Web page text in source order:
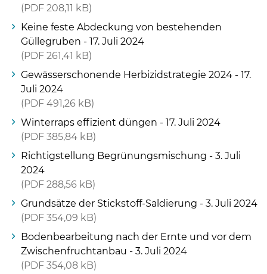
PDF 208,11 kB
Keine feste Abdeckung von bestehenden
Güllegruben - 17. Juli 2024
PDF 261,41 kB
Gewässerschonende Herbizidstrategie 2024 - 17.
Juli 2024
PDF 491,26 kB
Winterraps effizient düngen - 17. Juli 2024
PDF 385,84 kB
Richtigstellung Begrünungsmischung - 3. Juli
2024
PDF 288,56 kB
Grundsätze der Stickstoff-Saldierung - 3. Juli 2024
PDF 354,09 kB
Bodenbearbeitung nach der Ernte und vor dem
Zwischenfruchtanbau - 3. Juli 2024
PDF 354,08 kB